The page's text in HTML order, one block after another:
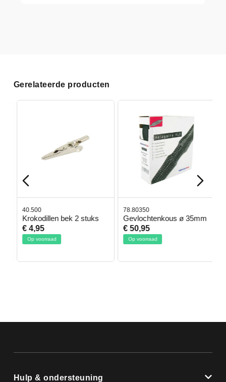
Gerelateerde producten
40.500
Krokodillen bek 2 stuks
€ 4,95
Op voorraad
78.80350
Gevlochtenkous ø 35mm
€ 50,95
Op voorraad
Hulp & ondersteuning